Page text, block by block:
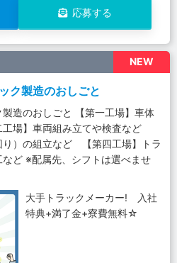
応募する
NEW
ク製造のおしごと
製造のおしごと 【第一工場】車体
場】車両組み立てや検査など
り）の組立など 【第四工場】トラ
ど ※配属先、シフトは選べませ
大手トラックメーカー! 入社
特典+満了金+寮費無料☆